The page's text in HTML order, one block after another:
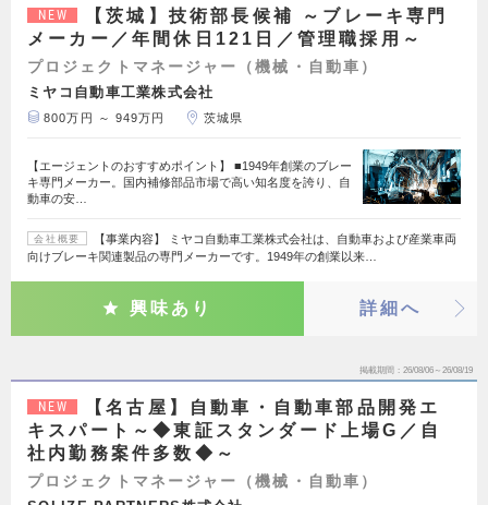
NEW
【茨城】技術部長候補 ～ブレーキ専門
メーカー／年間休日121日／管理職採用～
プロジェクトマネージャー（機械・自動車）
ミヤコ自動車工業株式会社
800万円 ～ 949万円 茨城県
【エージェントのおすすめポイント】 ■1949年創業のブレー
キ専門メーカー。国内補修部品市場で高い知名度を誇り、自
動車の安…
会社概要
【事業内容】 ミヤコ自動車工業株式会社は、自動車および産業車両
向けブレーキ関連製品の専門メーカーです。1949年の創業以来…
興味あり 詳細へ
掲載期間 26/08/06～26/08/19
NEW
【名古屋】自動車・自動車部品開発エ
キスパート～◆東証スタンダード上場G／自
社内勤務案件多数◆～
プロジェクトマネージャー（機械・自動車）